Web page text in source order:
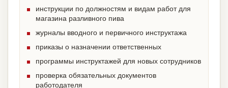
инструкции по должностям и видам работ для
магазина разливного пива
журналы вводного и первичного инструктажа
приказы о назначении ответственных
программы инструктажей для новых сотрудников
проверка обязательных документов
работодателя